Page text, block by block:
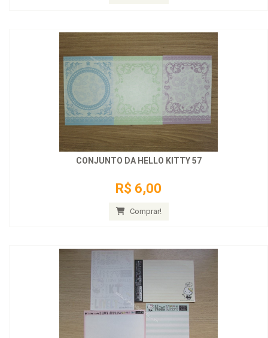
CONJUNTO DA HELLO KITTY 57
R$ 6,00
Comprar!